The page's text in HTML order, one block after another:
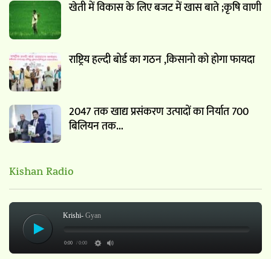
खेती में विकास के लिए बजट में खास बाते ;कृषि वाणी
राष्ट्रिय हल्दी बोर्ड का गठन ,किसानो को होगा फायदा
2047 तक खाद्य प्रसंकरण उत्पादों का निर्यात 700
बिलियन तक…
Kishan Radio
Krishi- Gyan
0:00 / 0:00